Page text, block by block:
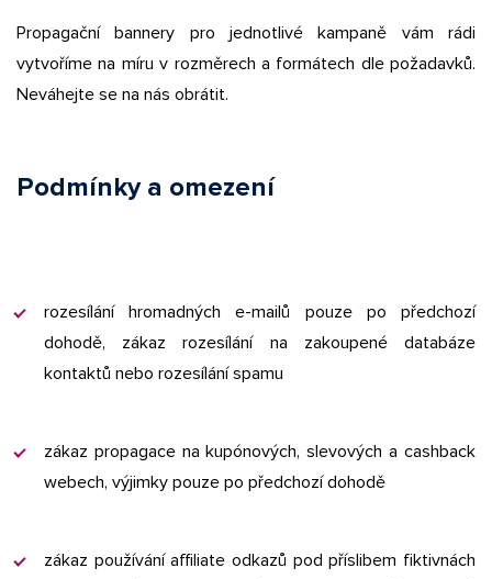
Propagační bannery pro jednotlivé kampaně vám rádi
vytvoříme na míru v rozměrech a formátech dle požadavků.
Neváhejte se na nás obrátit.
Podmínky a omezení
rozesílání hromadných e-mailů pouze po předchozí
dohodě, zákaz rozesílání na zakoupené databáze
kontaktů nebo rozesílání spamu
zákaz propagace na kupónových, slevových a cashback
webech, výjimky pouze po předchozí dohodě
zákaz používání affiliate odkazů pod příslibem fiktivnách